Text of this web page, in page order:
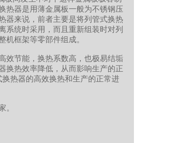
热器是用薄金属板一般为不锈钢压
器来说，前者主要是将列管式换热
系统时采用，而且重新组装时对列
机框架等零部件组成。
节能，换热系数高，也极易结垢
换热效率降低，从而影响生产的正
热器的高效换热和生产的正常进
。